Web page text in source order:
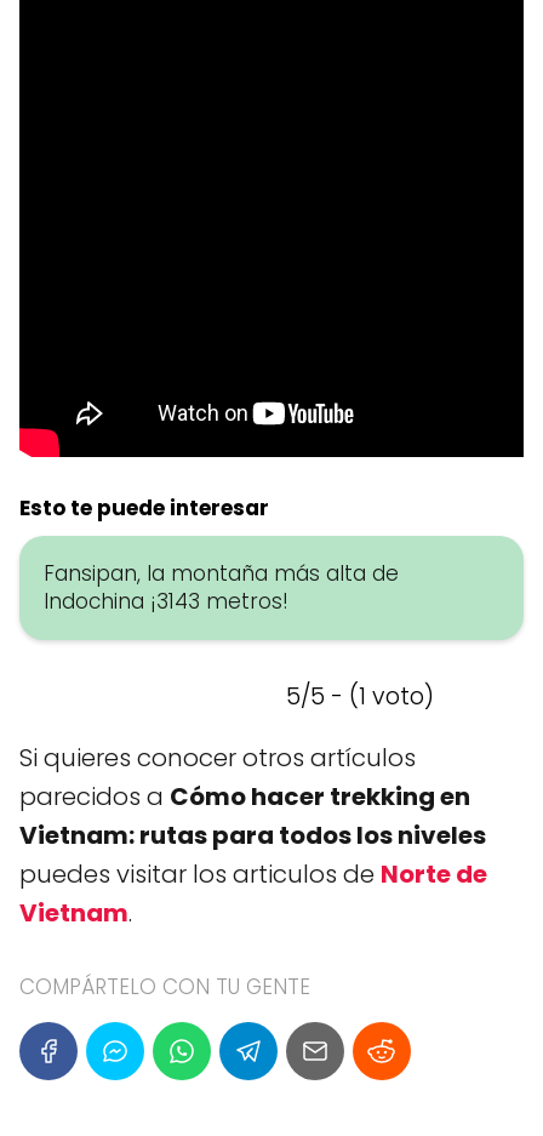
Esto te puede interesar
Fansipan, la montaña más alta de
Indochina ¡3143 metros!
5/5 - (1 voto)
Si quieres conocer otros artículos
parecidos a Cómo hacer trekking en
Vietnam: rutas para todos los niveles
puedes visitar los articulos de Norte de
Vietnam.
COMPÁRTELO CON TU GENTE